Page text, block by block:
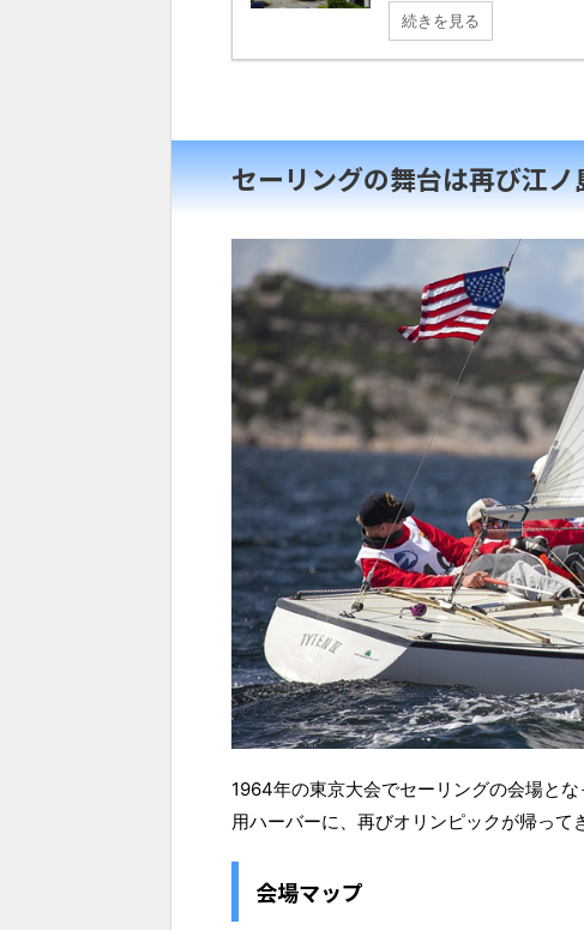
続きを見る
セーリングの舞台は再び江ノ
1964年の東京大会でセーリングの会場と
用ハーバーに、再びオリンピックが帰って
会場マップ